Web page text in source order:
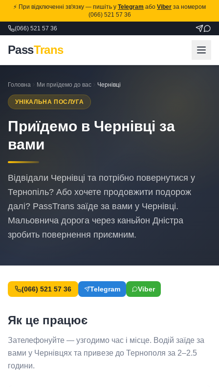
⚡ При відключенні зв'язку — пишіть у Telegram або Viber за номером
(066) 521 57 36
(066) 521 57 36
PassTrans
Головна Ми приїдемо до вас Чернівці
УНІКАЛЬНА ПОСЛУГА
Приїдемо в Чернівці за
вами
Відвідали Чернівці та потрібно повернутися у
Тернопіль? Або хочете продовжити подорож
далі? PassTrans заїде за вами у Чернівці.
Мальовнича дорога через каньйон Дністра
зробить повернення приємним.
(066) 521 57 36 Telegram Viber
Як це працює
Зателефонуйте — узгодимо час і місце. Водій заїде за
вами у Чернівцях та привезе до Тернополя за 2–2.5
години.